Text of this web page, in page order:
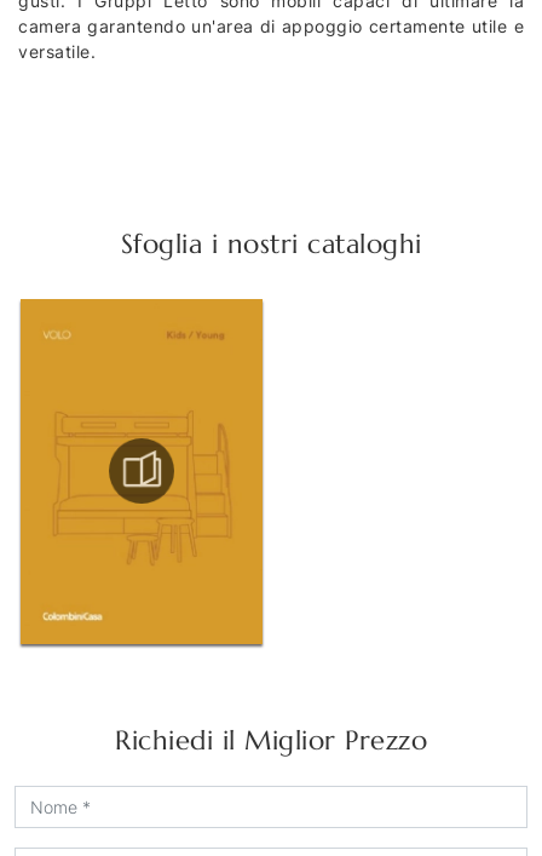
camera garantendo un'area di appoggio certamente utile e
versatile.
Sfoglia i nostri cataloghi
Richiedi il Miglior Prezzo